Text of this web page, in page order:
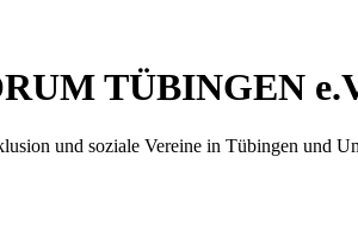
TÜBINGEN
und soziale Vereine in Tübingen und